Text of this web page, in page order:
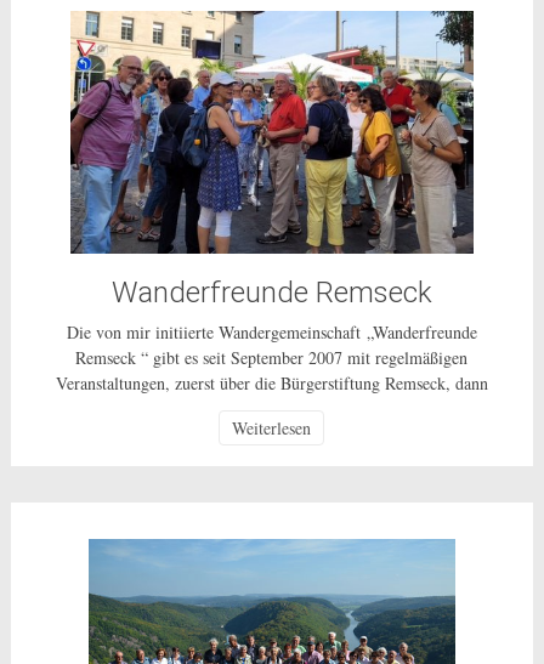
Wanderfreunde Remseck
Die von mir initiierte Wandergemeinschaft „Wanderfreunde
Remseck “ gibt es seit September 2007 mit regelmäßigen
Veranstaltungen, zuerst über die Bürgerstiftung Remseck, dann
Bürgerschaftliches Engagement für alle Bürgerinnen und Bürger
Weiterlesen